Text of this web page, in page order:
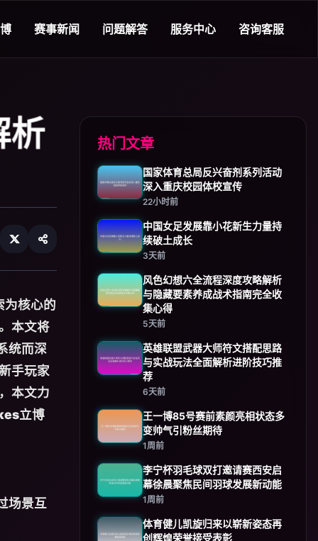
赛事新闻 问题解答 服务中心 咨询客服
析
核心的
本文将
统而深
手玩家
本文力
立博
场景互
热门文章
国家体育总局反兴奋剂系列活动
深入重庆校园体校宣传
22小时前
中国女足发展靠小花新生力量持
续破土成长
3天前
风色幻想六全流程深度攻略解析
与隐藏要素养成战术指南完全收
集心得
5天前
英雄联盟武器大师符文搭配思路
与实战玩法全面解析进阶技巧推
荐
6天前
王一博85号赛前素颜亮相状态多
变帅气引粉丝期待
1周前
李宁杯羽毛球双打邀请赛西安启
幕徐晨聚焦民间羽球发展新动能
1周前
体育健儿凯旋归来以崭新姿态再
创辉煌荣誉接受表彰